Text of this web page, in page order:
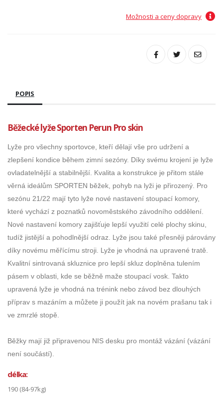
Možnosti a ceny dopravy
POPIS
Běžecké lyže Sporten Perun Pro skin
Lyže pro všechny sportovce, kteří dělají vše pro udržení a
zlepšení kondice během zimní sezóny. Díky svému krojení je lyže
ovladatelnější a stabilnější. Kvalita a konstrukce je přitom stále
věrná ideálům SPORTEN běžek, pohyb na lyži je přirozený. Pro
sezónu 21/22 mají tyto lyže nové nastavení stoupací komory,
které vychází z poznatků novoměstského závodního oddělení.
Nové nastavení komory zajišťuje lepší využití celé plochy skinu,
tudíž jistější a pohodlnější odraz. Lyže jsou také přesněji párovány
díky novému měřícímu stroji. Lyže je vhodná na upravené tratě.
Kvalitní sintrovaná skluznice pro lepší skluz doplněna tulením
pásem v oblasti, kde se běžně maže stoupací vosk. Takto
upravená lyže je vhodná na trénink nebo závod bez dlouhých
příprav s mazáním a můžete ji použít jak na novém prašanu tak i
ve zmrzlé stopě.
Běžky mají již připravenou NIS desku pro montáž vázání (vázání
není součástí).
délka:
190 (84-97kg)